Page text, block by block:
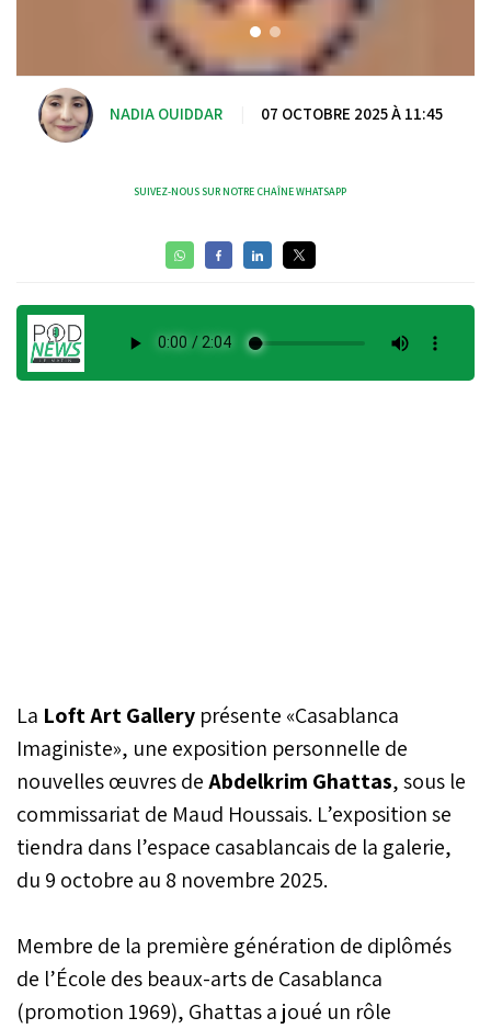
NADIA OUIDDAR 07 OCTOBRE 2025 À 11:45
SUIVEZ-NOUS SUR NOTRE CHAÎNE WHATSAPP
La Loft Art Gallery présente «Casablanca
Imaginiste», une exposition personnelle de
nouvelles œuvres deAbdelkrim Ghattas, sous le
commissariat de Maud Houssais. L’exposition se
tiendra dans l’espace casablancais de la galerie,
du 9 octobre au 8 novembre 2025.
Membre de la première génération de diplômés
de l’École des beaux-arts de Casablanca
(promotion 1969), Ghattas a joué un rôle